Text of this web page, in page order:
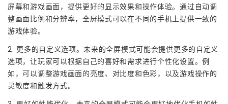
屏幕和游戏画面，提供更好的显示效果和操作体验。通过自动调
整画面比例和分辨率，全屏模式可以在不同的手机上提供一致的
游戏体验。
2. 更多的自定义选项。未来的全屏模式可能会提供更多的自定义
选项，让玩家可以根据自己的喜好和需求进行个性化设置。例
如，可以调整游戏画面的亮度、对比度和色彩，以及游戏操作的
灵敏度和触发方式。